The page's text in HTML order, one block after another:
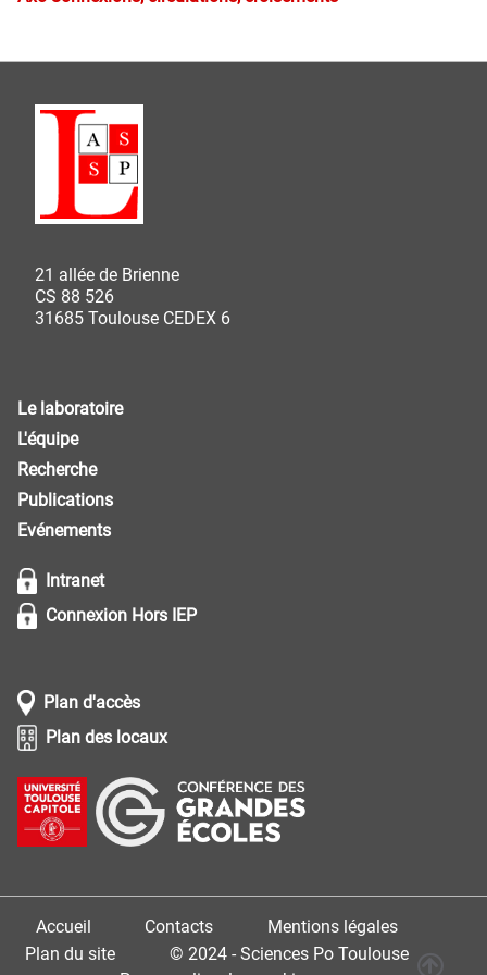
21 allée de Brienne
CS 88 526
31685 Toulouse CEDEX 6
Le laboratoire
L'équipe
Recherche
Publications
Evénements
Intranet
Connexion Hors IEP
Plan d'accès
Plan des locaux
Accueil Contacts
Mentions légales
Plan du site
© 2024 - Sciences Po Toulouse